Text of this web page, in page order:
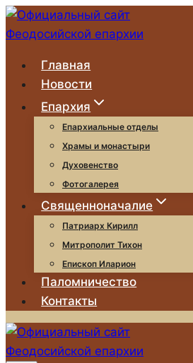
Перейти
к
Главная
Новости
Епархия
Епархиальные отделы
Храмы и монастыри
Духовенство
Фотогалерея
Священноначалие
Патриарх Кирилл
Митрополит Тихон
Епископ Иларион
Паломничество
Контакты